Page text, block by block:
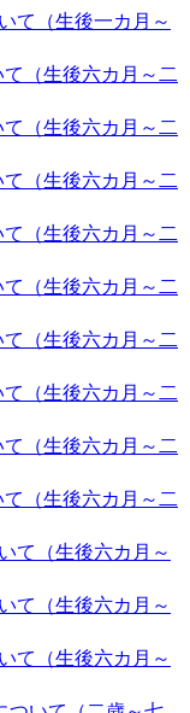
もしフィーリング
はそれほど重要
内で遊び回るだ
毎日散歩に連れて
です。しかし、
にも、週何回かは
でしょう。何か
シャーテリア専門
さい。
ペットショップ
状態や性格などを
また、育て方な
に確認することが
はブリーダーか
クシャーテリア専
ーテリアをお迎
。
となるのが、健
て（生後一カ月～
（生後六カ月～二
（生後六カ月～二
（生後六カ月～二
（生後六カ月～二
（生後六カ月～二
（生後六カ月～二
（生後六カ月～二
（生後六カ月～二
（生後六カ月～二
て（生後六カ月～
て（生後六カ月～
て（生後六カ月～